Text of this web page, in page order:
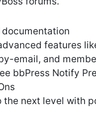
features
email, and
bbPress Notify
the next level with